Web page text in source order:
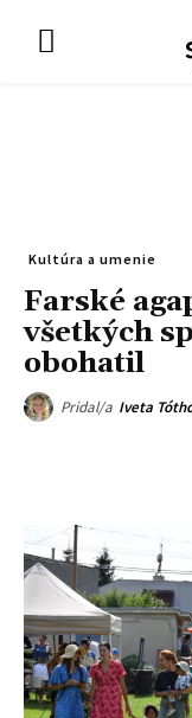
Kultúra a umenie
Farské
všetkých
obohatil
Pridal/a Iveta